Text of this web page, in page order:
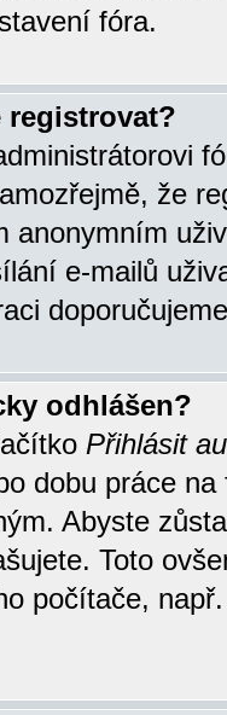
fóra.
registrovat?
že
anonymním
e-mailů
odhlášen?
Přihlásit
dobu práce
Abyste
Toto
počítače,